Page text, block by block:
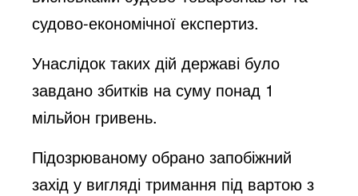
судово-економічної експертиз.
Унаслідок таких дій державі було
завдано збитків на суму понад 1
мільйон гривень.
Підозрюваному обрано запобіжний
захід у вигляді тримання під вартою з